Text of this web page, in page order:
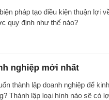
pháp tạo điều kiện thuận lợi
quy định như thế nào?
nghiệp mới nhất
thành lập doanh nghiệp để
Thành lập loại hình nào sẽ có